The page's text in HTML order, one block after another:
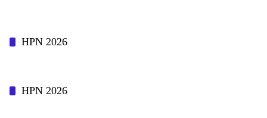
HPN 2026
HPN 2026